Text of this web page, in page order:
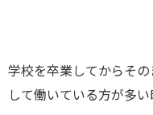
学校を卒業してからそ
して働いている方が多い